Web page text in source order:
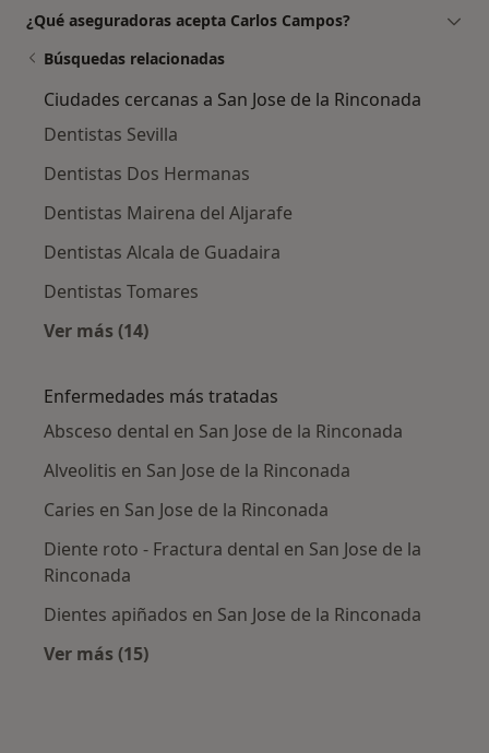
¿Qué aseguradoras acepta Carlos Campos?
Búsquedas relacionadas
Ciudades cercanas a San Jose de la Rinconada
Dentistas Sevilla
Dentistas Dos Hermanas
Dentistas Mairena del Aljarafe
Dentistas Alcala de Guadaira
Dentistas Tomares
Ver más (14)
Enfermedades más tratadas
Absceso dental en San Jose de la Rinconada
Alveolitis en San Jose de la Rinconada
Caries en San Jose de la Rinconada
Diente roto - Fractura dental en San Jose de la
Rinconada
Dientes apiñados en San Jose de la Rinconada
Ver más (15)